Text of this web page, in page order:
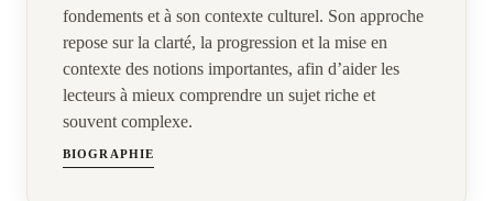
fondements et à son contexte culturel. Son approche
repose sur la clarté, la progression et la mise en
contexte des notions importantes, afin d’aider les
lecteurs à mieux comprendre un sujet riche et
souvent complexe.
BIOGRAPHIE